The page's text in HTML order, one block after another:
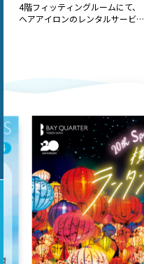
4階フィッティングルームにて、
ヘアアイロンのレンタルサービス